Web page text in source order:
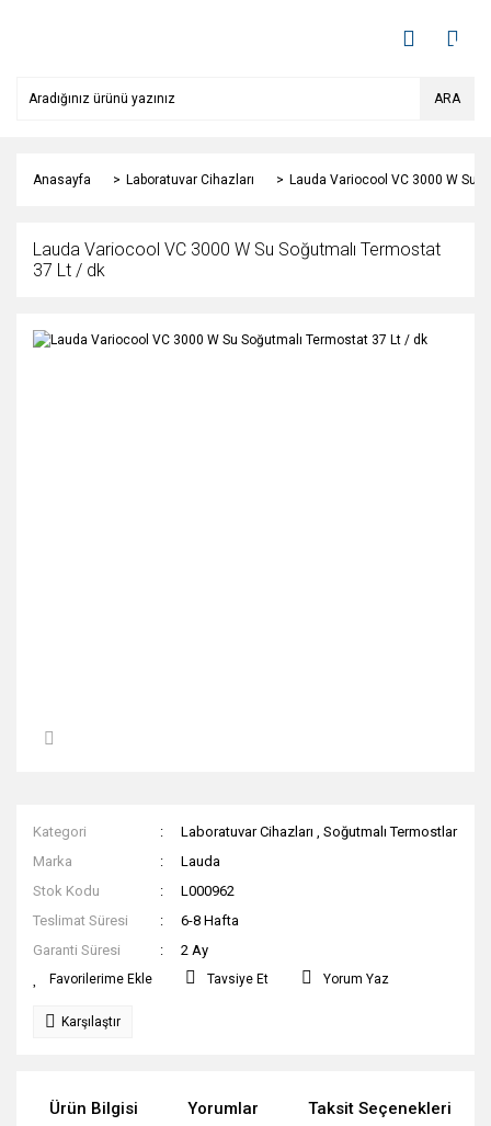
ARA
Anasayfa Laboratuvar Cihazları Lauda Variocool VC 3000 W Su
Lauda Variocool VC 3000 W Su Soğutmalı Termostat
37 Lt / dk
Kategori Laboratuvar Cihazları ,Soğutmalı Termostlar
Marka
Lauda
Stok Kodu
L000962
Teslimat Süresi
6-8 Hafta
Garanti Süresi
2 Ay
Tavsiye Et Yorum Yaz
Karşılaştır
Ürün Bilgisi Yorumlar Taksit Seçenekleri